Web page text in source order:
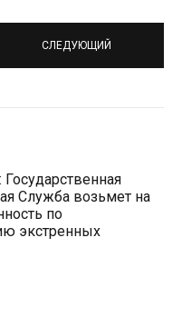
СЛЕДУЮЩИЙ
Служба возьмет на
по
экстренных